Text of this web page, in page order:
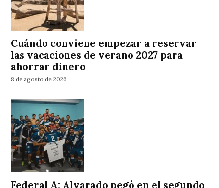
Cuándo conviene empezar a reservar
las vacaciones de verano 2027 para
ahorrar dinero
8 de agosto de 2026
Federal A: Alvarado pegó en el segundo